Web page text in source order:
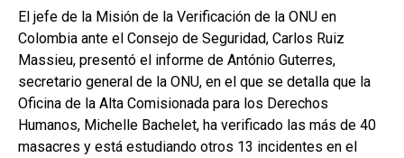
El jefe de la Misión de la Verificación de la ONU en
Colombia ante el Consejo de Seguridad, Carlos Ruiz
Massieu, presentó el informe de António Guterres,
secretario general de la ONU, en el que se detalla que la
Oficina de la Alta Comisionada para los Derechos
Humanos, Michelle Bachelet, ha verificado las más de 40
masacres y está estudiando otros 13 incidentes en el